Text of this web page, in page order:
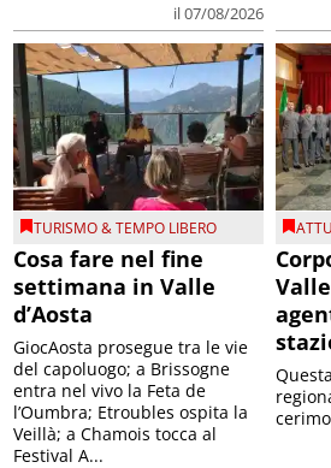
il 07/08/2026
TURISMO & TEMPO LIBERO
Cosa fare nel fine
settimana in Valle
d’Aosta
GiocAosta prosegue tra le vie
del capoluogo; a Brissogne
entra nel vivo la Feta de
l’Oumbra; Etroubles ospita la
Veillà; a Chamois tocca al
Festival A...